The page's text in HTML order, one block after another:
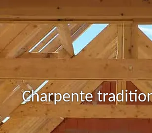
Charpente